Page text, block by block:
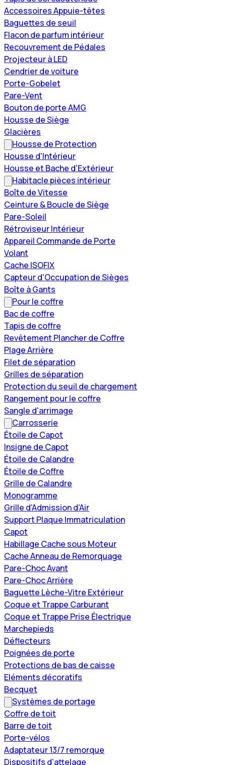
Accessoires Appuie-têtes
Baguettes de seuil
Flacon de parfum intérieur
Recouvrement de Pédales
Projecteur à LED
Cendrier de voiture
Porte-Gobelet
Pare-Vent
Bouton de porte AMG
Housse de Siège
Glacières
Housse de Protection
Housse d'Intérieur
Housse et Bache d'Extérieur
Habitacle pièces intérieur
Boîte de Vitesse
Ceinture & Boucle de Siège
Pare-Soleil
Rétroviseur Intérieur
Appareil Commande de Porte
Volant
Cache ISOFIX
Capteur d'Occupation de Sièges
Boîte à Gants
Pour le coffre
Bac de coffre
Tapis de coffre
Revêtement Plancher de Coffre
Plage Arrière
Filet de séparation
Grilles de séparation
Protection du seuil de chargement
Rangement pour le coffre
Sangle d'arrimage
Carrosserie
Étoile de Capot
Insigne de Capot
Étoile de Calandre
Étoile de Coffre
Grille de Calandre
Monogramme
Grille d'Admission d'Air
Support Plaque Immatriculation
Capot
Habillage Cache sous Moteur
Cache Anneau de Remorquage
Pare-Choc Avant
Pare-Choc Arrière
Baguette Lèche-Vitre Extérieur
Coque et Trappe Carburant
Coque et Trappe Prise Électrique
Marchepieds
Déflecteurs
Poignées de porte
Protections de bas de caisse
Eléments décoratifs
Becquet
Systèmes de portage
Coffre de toit
Barre de toit
Porte-vélos
Adaptateur 13/7 remorque
Dispositifs d'attelage